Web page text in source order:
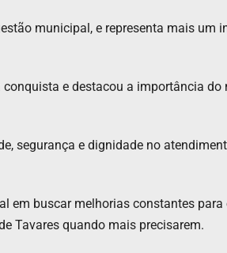
municipal, e representa mais um
e destacou a importância
segurança e dignidade no
em buscar melhorias constantes
Tavares quando mais precisarem.